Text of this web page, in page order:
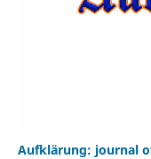
Aufklärung: journal